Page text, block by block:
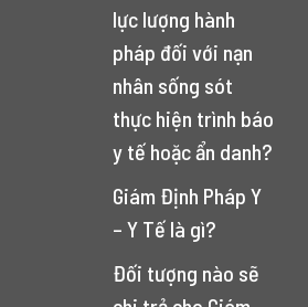
lực lượng hành
pháp đối với nạn
nhân sống sót
thực hiện trình báo
y tế hoặc ẩn danh?
Giám Định Pháp Y
– Y Tế là gì?
Đối tượng nào sẽ